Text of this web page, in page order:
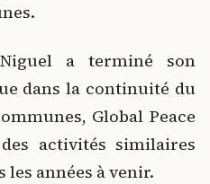
a terminé son
dans la continuité du
Global Peace
activités similaires
années à venir.